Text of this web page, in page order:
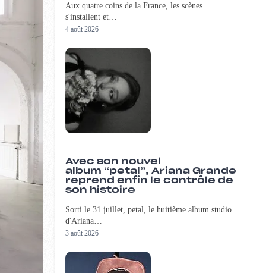
Aux quatre coins de la France, les scènes
s'installent et…
4 août 2026
Avec son nouvel
album “petal”, Ariana Grande
reprend enfin le contrôle de
son histoire
Sorti le 31 juillet, petal, le huitième album studio
d'Ariana…
3 août 2026